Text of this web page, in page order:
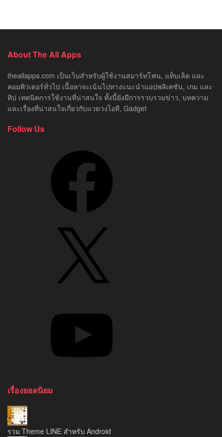
About The All Apps
theallapps.com เป็นเว็บสำหรับผู้ใช้งานสมาร์ทโฟน, แท็บเล็ต และ
คอมพิวเตอร์ทั่วไป เนื้อหาจะเน้นไปทางแนะนำแอปพลิเคชัน, เกม และ
ทิป เทคนิคการใช้งานที่น่าสนใจ ทั้งนี้ยังมีการรวบรวมข่าว, บทความ
และเรื่องที่น่าสนใจเกี่ยวกับแวดวงไอที, Gadget
Follow Us
เรื่องยอดนิยม
รวม Theme LINE สำหรับ Android